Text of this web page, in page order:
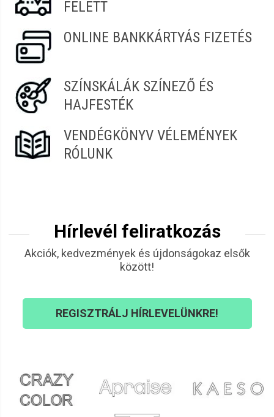
FELETT
ONLINE BANKKÁRTYÁS FIZETÉS
SZÍNSKÁLÁK SZÍNEZŐ ÉS
HAJFESTÉK
VENDÉGKÖNYV VÉLEMÉNYEK
RÓLUNK
Hírlevél feliratkozás
Akciók, kedvezmények és újdonságokaz elsők
között!
REGISZTRÁLJ HÍRLEVELÜNKRE!